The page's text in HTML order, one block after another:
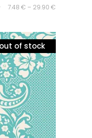
7.48 € – 29.90 €
out of stock